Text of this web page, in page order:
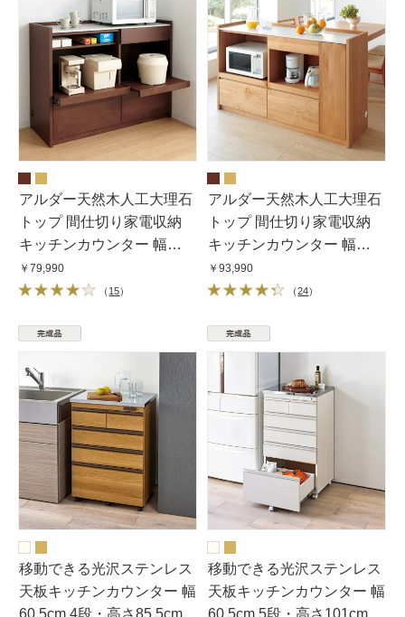
アルダー天然木人工大理石
トップ 間仕切り家電収納
キッチンカウンター 幅
120cm
￥79,990
（ 15）
アルダー天然木人工大理石
トップ 間仕切り家電収納
キッチンカウンター 幅
144cm
￥93,990
（24）
移動できる光沢ステンレス
天板キッチンカウンター 幅
60.5cm 4段・高さ85.5cm
移動できる光沢ステンレス
天板キッチンカウンター 幅
60.5cm 5段・高さ101cm